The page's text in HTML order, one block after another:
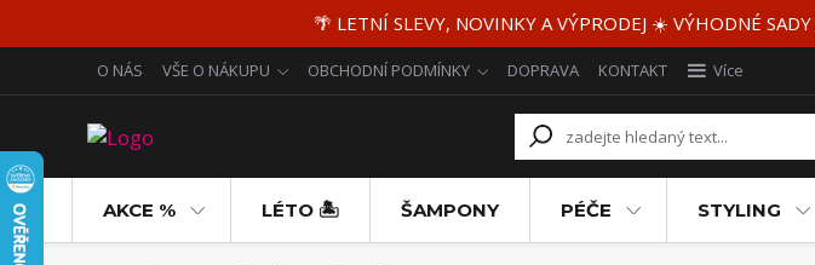
🌴 LETNÍ SLEVY, NOVINKY A VÝPRODEJ ☀️ VÝHODNÉ
O NÁS VŠE O NÁKUPU OBCHODNÍ PODMÍNKY DOPRAVA KONTAKT Více
AKCE % LÉTO 🏝️ ŠAMPONY PÉČE STYLING